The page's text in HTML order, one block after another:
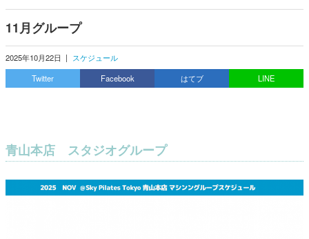
11月グループ
2025年10月22日 | スケジュール
Twitter
Facebook はてブ LINE
青山本店 スタジオグループ